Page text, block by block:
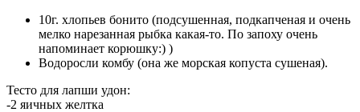
10г. хлопьев бонито (подсушенная, подкапченая и очень
мелко нарезанная рыбка какая-то. По запоху очень
напоминает корюшку:) )
Водоросли комбу (она же морская копуста сушеная).
Тесто для лапши удон:
-2 яичных желтка